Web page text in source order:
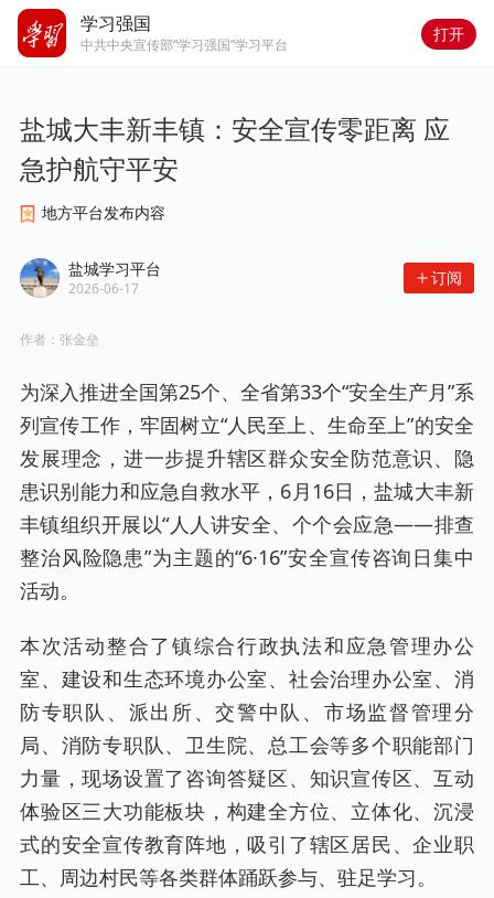
学习强国
中共中央宣传部“学习强国”学习平台
打开
盐城大丰新丰镇：安全宣传零距离 应
急护航守平安
地方平台发布内容
盐城学习平台
2026-06-17
订阅
作者： 张金垒
为深入推进全国第25个、全省第33个“安全生产月”系
列宣传工作，牢固树立“人民至上、生命至上”的安全
发展理念，进一步提升辖区群众安全防范意识、隐
患识别能力和应急自救水平，6月16日，盐城大丰新
丰镇组织开展以“人人讲安全、个个会应急——排查
整治风险隐患”为主题的“6·16”安全宣传咨询日集中
活动。
本次活动整合了镇综合行政执法和应急管理办公
室、建设和生态环境办公室、社会治理办公室、消
防专职队、派出所、交警中队、市场监督管理分
局、消防专职队、卫生院、总工会等多个职能部门
力量，现场设置了咨询答疑区、知识宣传区、互动
体验区三大功能板块，构建全方位、立体化、沉浸
式的安全宣传教育阵地，吸引了辖区居民、企业职
工、周边村民等各类群体踊跃参与、驻足学习。